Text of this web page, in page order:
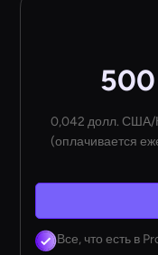
0,042 долл. США/
(оплачивается
Все, что есть в